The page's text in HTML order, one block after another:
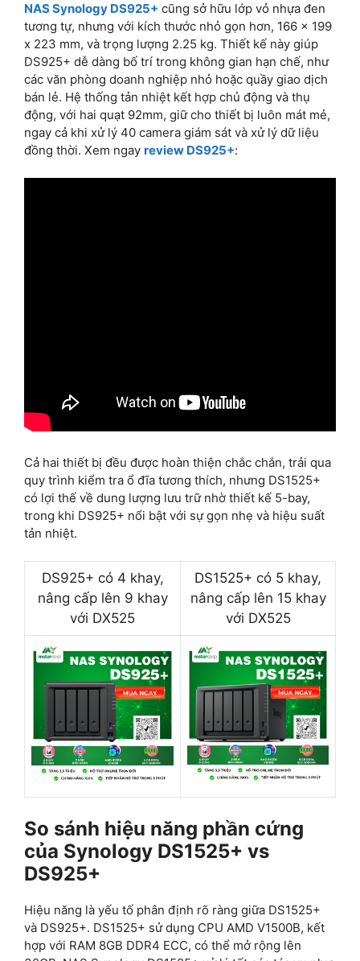
NAS Synology DS925+ cũng sở hữu lớp vỏ nhựa đen
tương tự, nhưng với kích thước nhỏ gọn hơn, 166 x 199
x 223 mm, và trọng lượng 2.25 kg. Thiết kế này giúp
DS925+ dễ dàng bố trí trong không gian hạn chế, như
các văn phòng doanh nghiệp nhỏ hoặc quầy giao dịch
bán lẻ. Hệ thống tản nhiệt kết hợp chủ động và thụ
động, với hai quạt 92mm, giữ cho thiết bị luôn mát mẻ,
ngay cả khi xử lý 40 camera giám sát và xử lý dữ liệu
đồng thời. Xem ngay review DS925+:
Cả hai thiết bị đều được hoàn thiện chắc chắn, trải qua
quy trình kiểm tra ổ đĩa tương thích, nhưng DS1525+
có lợi thế về dung lượng lưu trữ nhờ thiết kế 5-bay,
trong khi DS925+ nổi bật với sự gọn nhẹ và hiệu suất
tản nhiệt.
DS925+ có 4 khay,
nâng cấp lên 9 khay
với DX525
DS1525+ có 5 khay,
nâng cấp lên 15 khay
với DX525
So sánh hiệu năng phần cứng
của Synology DS1525+ vs
DS925+
Hiệu năng là yếu tố phân định rõ ràng giữa DS1525+
và DS925+. DS1525+ sử dụng CPU AMD V1500B, kết
hợp với RAM 8GB DDR4 ECC, có thể mở rộng lên